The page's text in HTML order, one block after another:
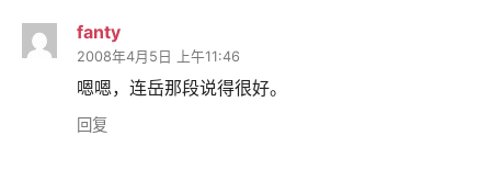
fanty
2008年4月5日 上午11:46
嗯嗯，连岳那段说得很好。
回复